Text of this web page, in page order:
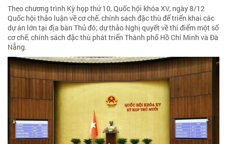
Theo chương trình Kỳ họp thứ 10, Quốc hội khóa XV, ngày 8/12
Quốc hội thảo luận về cơ chế, chính sách đặc thù để triển khai các
dự án lớn tại địa bàn Thủ đô; dự thảo Nghị quyết về thí điểm một số
cơ chế, chính sách đặc thù phát triển Thành phố Hồ Chí Minh và Đà
Nẵng.